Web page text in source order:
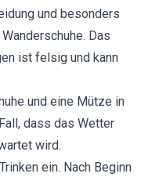
und besonders
Das
ist felsig und kann
und eine Mütze in
dass das Wetter
wird.
ein. Nach Beginn